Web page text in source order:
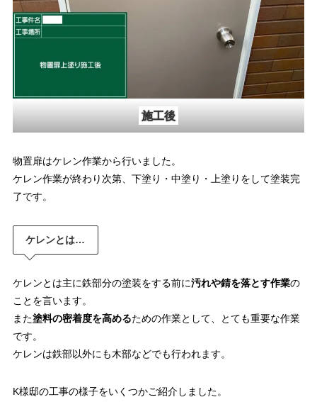
施工後
物置扉はケレン作業から行いました。
ケレン作業が終わり次第、下塗り・中塗り・上塗りをして塗装完
了です。
ケレンとは…
ケレンとは主に鉄部分の塗装をする前に汚れや錆を落とす作業の
ことを言います。
また塗料の密着度を高めるための作業として、とても重要な作業
です。
ケレンは鉄部以外にも木部などでも行われます。
K様邸の工事の様子をいくつかご紹介しました。